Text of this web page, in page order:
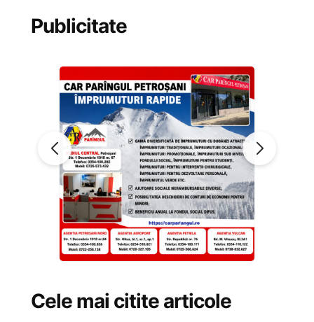
Publicitate
Cele mai citite articole